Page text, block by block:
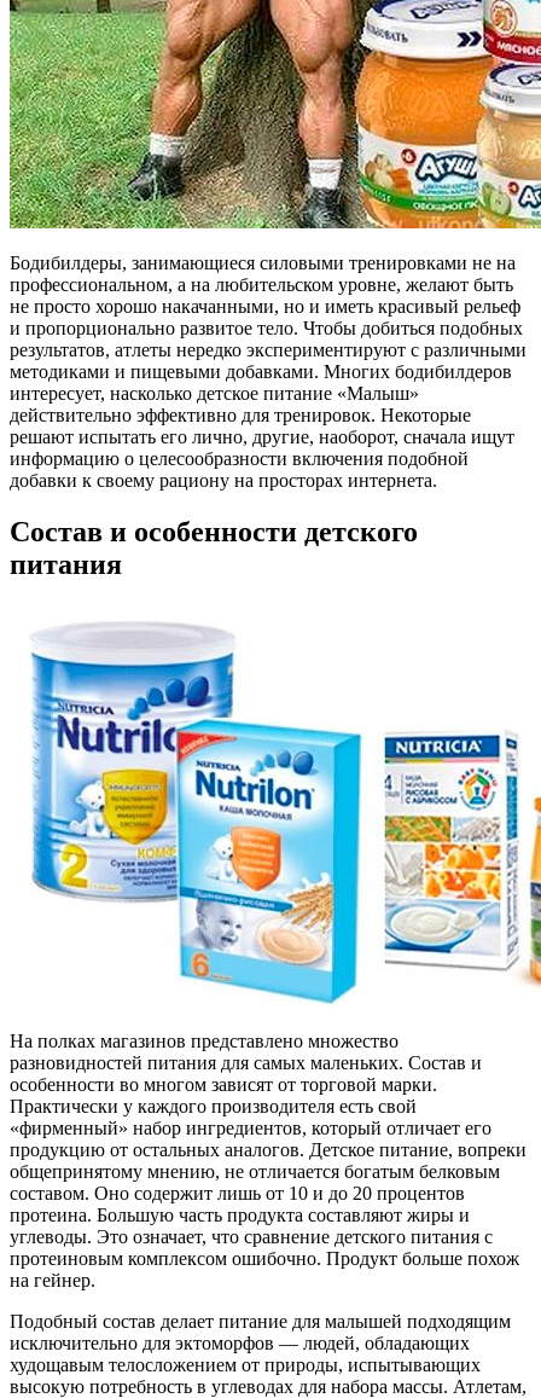
Бодибилдеры, занимающиеся силовыми тренировками не на
профессиональном, а на любительском уровне, желают быть
не просто хорошо накачанными, но и иметь красивый рельеф
и пропорционально развитое тело. Чтобы добиться подобных
результатов, атлеты нередко экспериментируют с различными
методиками и пищевыми добавками. Многих бодибилдеров
интересует, насколько детское питание «Малыш»
действительно эффективно для тренировок. Некоторые
решают испытать его лично, другие, наоборот, сначала ищут
информацию о целесообразности включения подобной
добавки к своему рациону на просторах интернета.
Состав и особенности детского
питания
На полках магазинов представлено множество
разновидностей питания для самых маленьких. Состав и
особенности во многом зависят от торговой марки.
Практически у каждого производителя есть свой
«фирменный» набор ингредиентов, который отличает его
продукцию от остальных аналогов. Детское питание, вопреки
общепринятому мнению, не отличается богатым белковым
составом. Оно содержит лишь от 10 и до 20 процентов
протеина. Большую часть продукта составляют жиры и
углеводы. Это означает, что сравнение детского питания с
протеиновым комплексом ошибочно. Продукт больше похож
на гейнер.
Подобный состав делает питание для малышей подходящим
исключительно для эктоморфов — людей, обладающих
худощавым телосложением от природы, испытывающих
высокую потребность в углеводах для набора массы. Атлетам,